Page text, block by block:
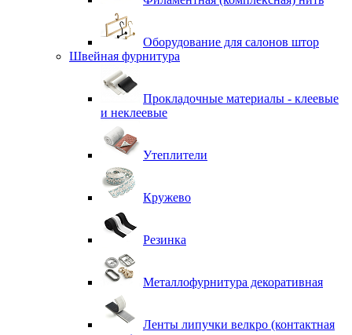
Оборудование для салонов штор
Швейная фурнитура
Прокладочные материалы - клеевые
и неклеевые
Утеплители
Кружево
Резинка
Металлофурнитура декоративная
Ленты липучки велкро (контактная